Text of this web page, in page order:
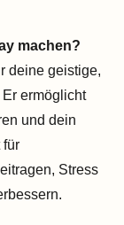
machen?
deine geistige,
ermöglicht
und dein
für
Stress